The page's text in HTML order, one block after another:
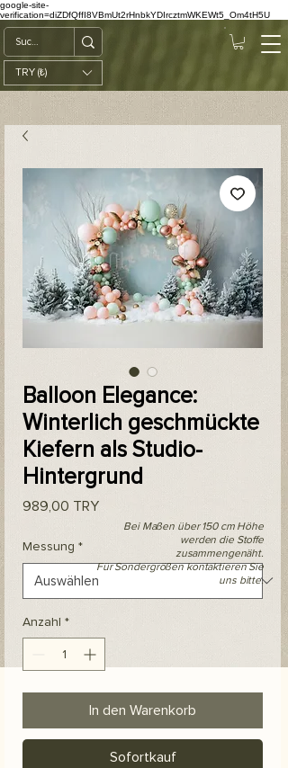
google-site-
verification=diZDfQffI8VBmUt2rHnbkYDIrcztmWKEWt5_Om4tH5U
TRY (₺)
Balloon Elegance:
Winterlich geschmückte
Kiefern als Studio-
Hintergrund
989,00 TRYPreis
Messung *
Anzahl *
In den Warenkorb
Sofortkauf
Bei Maßen über 150 cm Höhe
werden die Stoffe
zusammengenäht.
Für Sondergrößen kontaktieren Sie
uns bitte.